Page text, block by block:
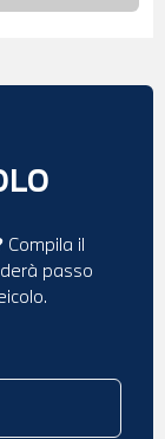
Compila il
passo